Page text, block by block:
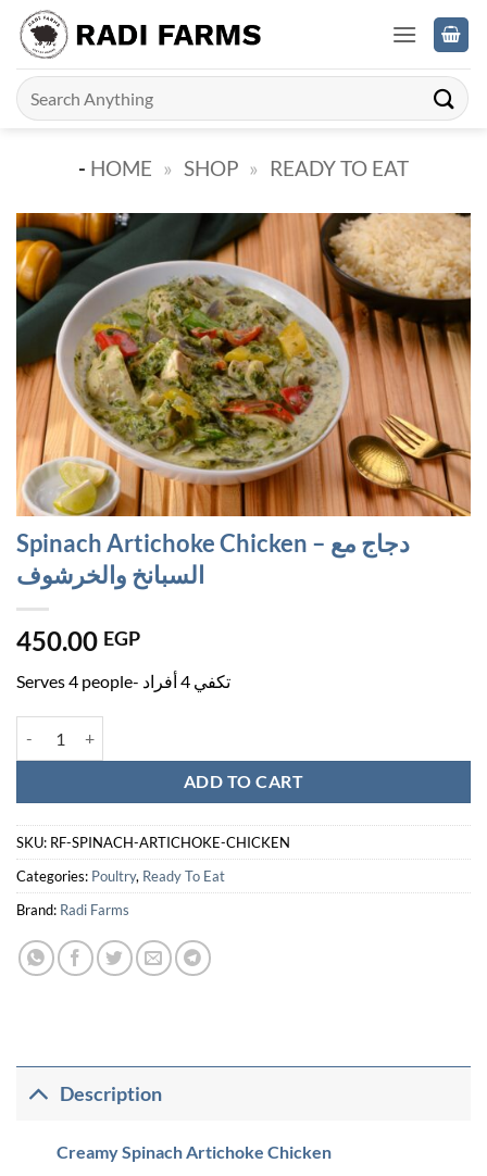
Skip
content
Search
for:
- HOME » SHOP » READY TO EAT
Spinach Artichoke Chicken – دجاج مع
السبانخ والخرشوف
450.00 EGP
Serves 4 people- تكفي 4 أفراد
ADD TO CART
SKU: RF-SPINACH-ARTICHOKE-CHICKEN
Categories: Poultry, Ready To Eat
Brand: Radi Farms
Description
Creamy Spinach Artichoke Chicken